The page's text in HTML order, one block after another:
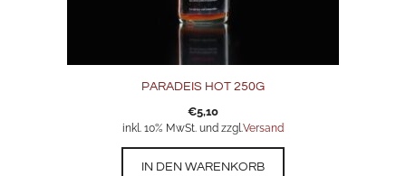
PARADEIS HOT 250G
€5,10
inkl. 10% MwSt. und zzgl.Versand
IN DEN WARENKORB